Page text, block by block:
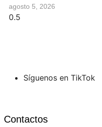
agosto 5, 2026
Síguenos en TikTok
Contactos